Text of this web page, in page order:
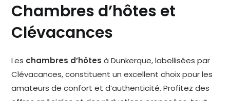
Chambres d’hôtes et
Clévacances
Les chambres d’hôtes à Dunkerque, labellisées par
Clévacances, constituent un excellent choix pour les
amateurs de confort et d’authenticité. Profitez des